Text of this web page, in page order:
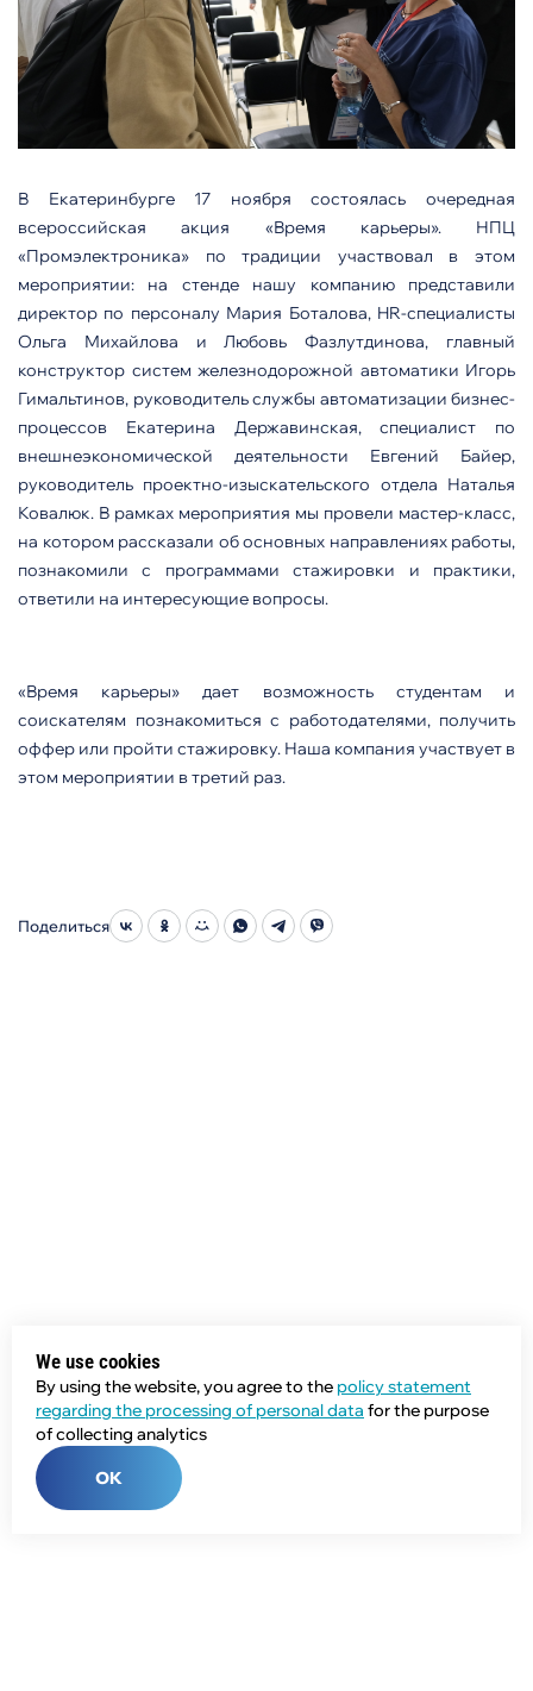
В Екатеринбурге 17 ноября состоялась очередная
всероссийская акция «Время карьеры». НПЦ
«Промэлектроника» по традиции участвовал в этом
мероприятии: на стенде нашу компанию представили
директор по персоналу Мария Боталова, HR-специалисты
Ольга Михайлова и Любовь Фазлутдинова, главный
конструктор систем железнодорожной автоматики Игорь
Гимальтинов, руководитель службы автоматизации бизнес-
процессов Екатерина Державинская, специалист по
внешнеэкономической деятельности Евгений Байер,
руководитель проектно-изыскательского отдела Наталья
Ковалюк. В рамках мероприятия мы провели мастер-класс,
на котором рассказали об основных направлениях работы,
познакомили с программами стажировки и практики,
ответили на интересующие вопросы.
«Время карьеры» дает возможность студентам и
соискателям познакомиться с работодателями, получить
оффер или пройти стажировку. Наша компания участвует в
этом мероприятии в третий раз.
Поделиться
We use cookies
By using the website, you agree to the policy statement
regarding the processing of personal data for the purpose
of collecting analytics
OK